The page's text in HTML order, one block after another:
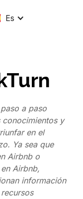
Es
a paso
y
en el
Ya sea que
Airbnb o
Airbnb,
información